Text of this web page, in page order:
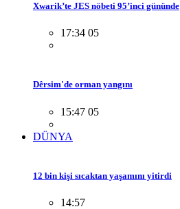
Xwarik’te JES nöbeti 95’inci gününde
17:34 05
Dêrsim'de orman yangını
15:47 05
DÜNYA
12 bin kişi sıcaktan yaşamını yitirdi
14:57